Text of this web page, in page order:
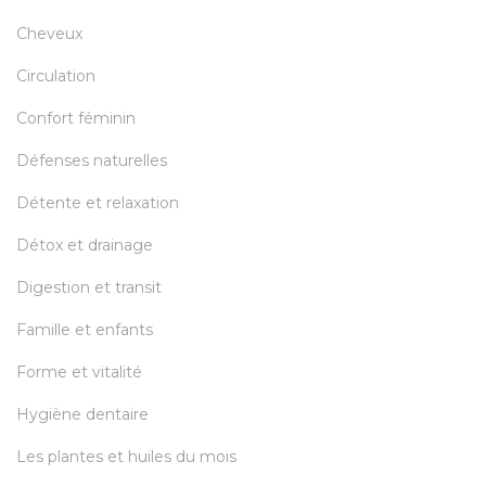
Cheveux
Circulation
Confort féminin
Défenses naturelles
Détente et relaxation
Détox et drainage
Digestion et transit
Famille et enfants
Forme et vitalité
Hygiène dentaire
Les plantes et huiles du mois